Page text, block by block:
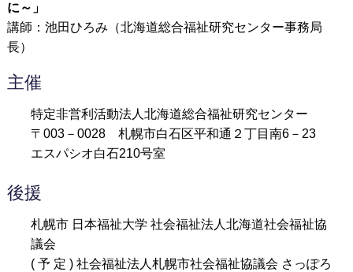
に～」
講師：池田ひろみ（北海道総合福祉研究センター事務局
長）
主催
特定非営利活動法人北海道総合福祉研究センター
〒003－0028 札幌市白石区平和通２丁目南6－23
エスパシオ白石210号室
後援
札幌市 日本福祉大学 社会福祉法人北海道社会福祉協
議会
( 予 定 ) 社会福祉法人札幌市社会福祉協議会 さっぽろ